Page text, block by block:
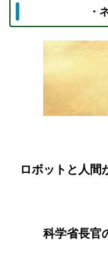
・
ロボットと人間
科学省長官